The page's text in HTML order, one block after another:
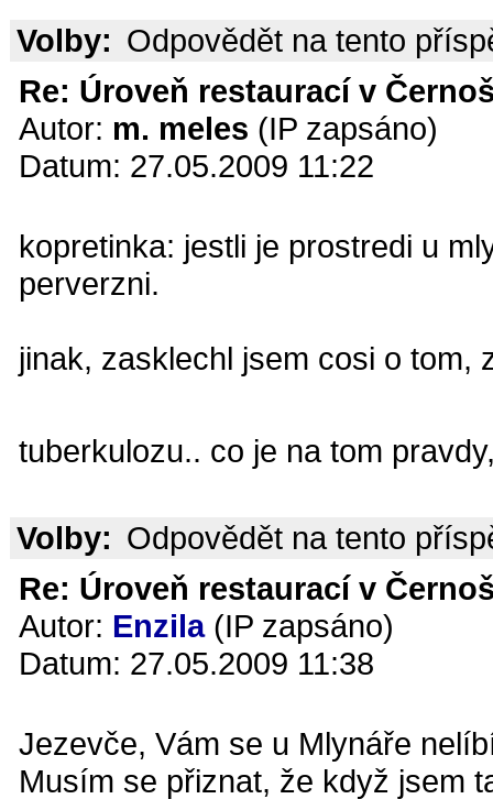
Volby: Odpovědět na tento
Re: Úroveň restaurací v
Autor: m. meles (IP zapsáno)
Datum: 27.05.2009 11:22
kopretinka: jestli je prostredi u
perverzni.
jinak, zasklechl jsem cosi o tom,
tuberkulozu.. co je na tom
Volby: Odpovědět na tento
Re: Úroveň restaurací v
Autor: Enzila(IP zapsáno)
Datum: 27.05.2009 11:38
Jezevče, Vám se u Mlynáře
Musím se přiznat, že když jsem